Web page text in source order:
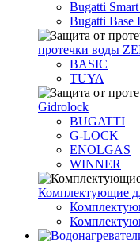
Bugatti
Bugatti Base
протечки воды
BASIC
TUYA
Gidrolock
BUGATTI
G-LOCK
ENOLGAS
WINNER
Комплектующие